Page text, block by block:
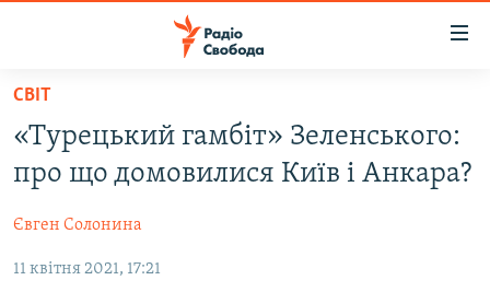
Перейти
основного
матеріалу
Перейти
до
навігації
РАДІО СВОБОДА – 70 РОКІВ
ВСЕ ЗА ДОБУ
СТАТТІ
ПОЛІТИКА
ЕКОНОМІКА
ВІЙНА
РОСІЙСЬКА «ФІЛЬТРАЦІЯ»
СВІТ
«Турецький гамбіт» Зеленського:
про що домовилися Київ і Анкара?
Євген Солонина
11 квітня 2021, 17:21